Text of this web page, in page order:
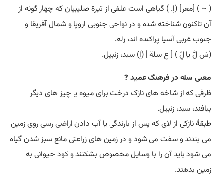
( ~ ) [معر] (اِ. ) گیاهی است علفی از تیرة صلیبیان که چهار گونه از
آن تاکنون شناخته شده و در نواحی جنوبی اروپا و شمال آفریقا و
جنوب غربی آسیا پراکنده اند، زله.
(سَ لَّ یا لُِ ) [ ع سلة ] (اِ) سبد، زنبیل.
معنی سله در فرهنگ عمید ?
ظرفی که از شاخه های نازک درخت برای میوه یا چیز های دیگر
ببافند، سبد، زنبیل.
طبقۀ نازکی از لای که پس از بارندگی یا آب دادن اراضیرسی روی زمین
می بندند و سفت می شود و در زمین های زراعتی مانع سبز شدن گیاه
می شود باید آن را با وسایل مخصوص بشکنند و کود حیوانی به
زمین بدهند.